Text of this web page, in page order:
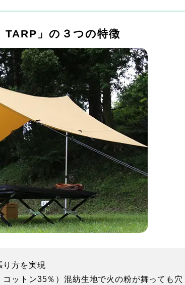
」の３つの特徴
方を実現
ットン35％）混紡生地で火の粉が舞っても穴